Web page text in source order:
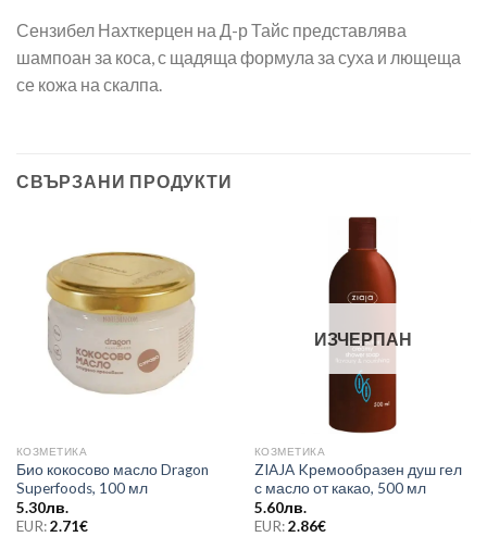
Сензибел Нахткерцен на Д-р Тайс представлява
шампоан за коса, с щадяща формула за суха и лющеща
се кожа на скалпа.
СВЪРЗАНИ ПРОДУКТИ
КОЗМЕТИКА
Био кокосово масло Dragon
Superfoods, 100 мл
5.30лв.
EUR:2.71€
ИЗЧЕРПАН
КОЗМЕТИКА
ZIAJA Kремообразен душ гел
с масло от какао, 500 мл
5.60лв.
EUR:2.86€